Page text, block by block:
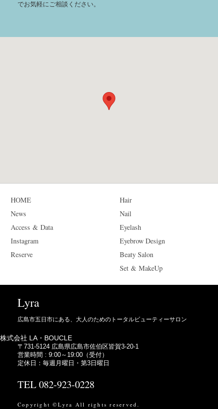
でお気軽にご相談ください。
HOME
News
Access & Data
Instagram
Reserve
Hair
Nail
Eyelash
Eyebrow Design
Beaty Salon
Set & MakeUp
Lyra
広島市五日市にある、大人のためのトータルビューティーサロン
株式会社 LA・BOUCLE
〒731-5124 広島県広島市佐伯区皆賀3-20-1
営業時間 : 9:00～19:00（受付）
定休日：毎週月曜日・第3日曜日
TEL 082-923-0228
Copyright ©Lyra All rights reserved.